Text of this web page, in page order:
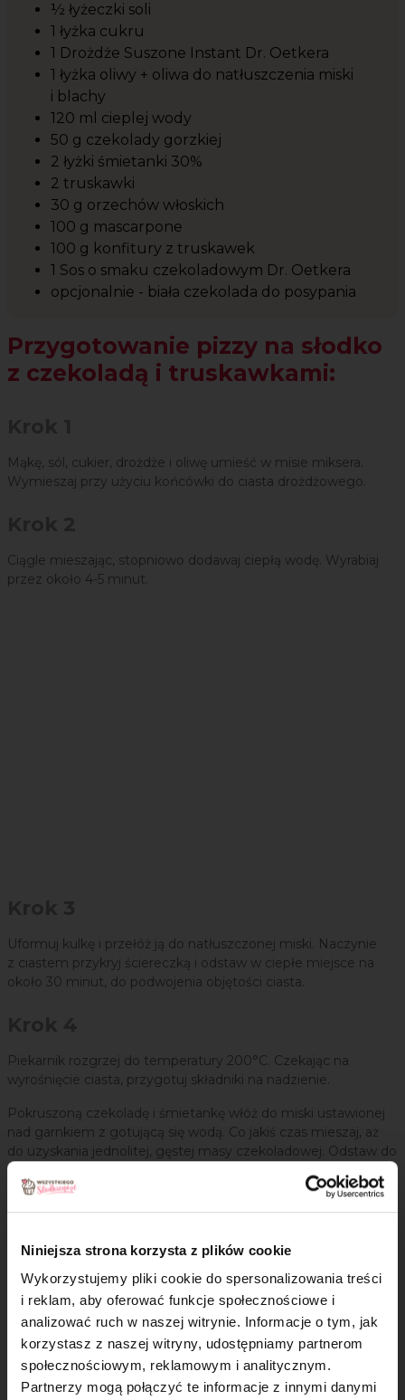
Niniejsza strona korzysta z plików cookie
Wykorzystujemy pliki cookie do spersonalizowania treści
i reklam, aby oferować funkcje społecznościowe i
analizować ruch w naszej witrynie. Informacje o tym, jak
korzystasz z naszej witryny, udostępniamy partnerom
społecznościowym, reklamowym i analitycznym.
Partnerzy mogą połączyć te informacje z innymi danymi
½ łyżeczki soli
1 łyżka cukru
1 Drożdże Suszone Instant Dr. Oetkera
1 łyżka oliwy + oliwa do natłuszczenia miski
i blachy
120 ml cieplej wody
50 g czekolady gorzkiej
2 łyżki śmietanki 30%
2 truskawki
30 g orzechów włoskich
100 g mascarpone
100 g konfitury z truskawek
1 Sos o smaku czekoladowym Dr. Oetkera
opcjonalnie - biała czekolada do posypania
Przygotowanie pizzy na słodko
z czekoladą i truskawkami:
Mąkę, sól, cukier, drożdże i oliwę umieść w misie miksera.
Wymieszaj przy użyciu końcówki do ciasta drożdżowego.
Ciągle mieszając, stopniowo dodawaj ciepłą wodę. Wyrabiaj
przez około 4-5 minut.
Uformuj kulkę i przełóż ją do natłuszczonej miski. Naczynie
z ciastem przykryj ściereczką i odstaw w ciepłe miejsce na
około 30 minut, do podwojenia objętości ciasta.
Piekarnik rozgrzej do temperatury 200°C. Czekając na
wyrośnięcie ciasta, przygotuj składniki na nadzienie.
Pokruszoną czekoladę i śmietankę włóż do miski ustawionej
nad garnkiem z gotującą się wodą. Co jakiś czas mieszaj, aż
do uzyskania jednolitej, gęstej masy czekoladowej. Odstaw do
wystudzenia.
Krok 5
Truskawki pokrój w plasterki. Orzechy posiekaj.
Krok 6
Blachę natłuść oliwą. Wyłóż na nią ciasto i uformuj okrągły
placek. Na cieście rozsmaruj konfiturę, która będzie imitować
sos pomidorowy.
×